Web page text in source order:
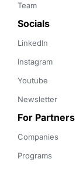
Team
Socials
LinkedIn
Instagram
Youtube
Newsletter
For Partners
Companies
Programs